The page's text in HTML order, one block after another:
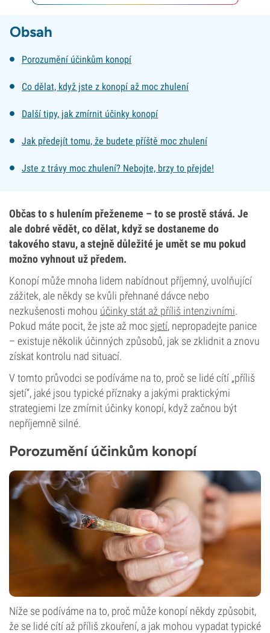
Obsah
Porozumění účinkům konopí
Co dělat, když jste z konopí až moc zhulení
Další tipy, jak zmírnit účinky konopí
Jak předejít tomu, že budete příště moc zhulení
Jste z trávy moc zhulení? Nebojte, brzy to přejde!
Občas to s hulením přeženeme – to se prostě stává. Je
ale dobré vědět, co dělat, když se dostaneme do
takového stavu, a stejně důležité je umět se mu pokud
možno vyhnout už předem.
Konopí může mnoha lidem nabídnout příjemný, uvolňující
zážitek, ale někdy se kvůli přehnané dávce nebo
nezkušenosti mohou účinky stát až příliš intenzivními.
Pokud máte pocit, že jste až moc sjetí, nepropadejte panice
– existuje několik účinných způsobů, jak se zklidnit a znovu
získat kontrolu nad situací.
V tomto průvodci se podíváme na to, proč se lidé cítí „příliš
sjetí“, jaké jsou typické příznaky a jakými praktickými
strategiemi lze zmírnit účinky konopí, když začnou být
nepříjemně silné.
Porozumění účinkům konopí
Níže se podíváme na to, proč může konopí někdy způsobit,
že se lidé cítí až příliš zkouření, a jak mohou vypadat typické